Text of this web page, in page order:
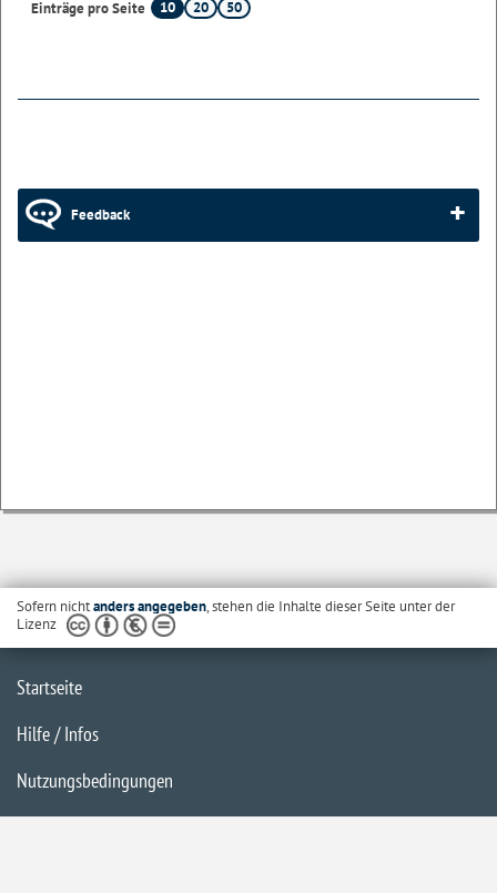
Einträge pro Seite
10 20 50
Feedback
Sofern nichtanders angegeben, stehen die Inhalte dieser Seite unter der
Lizenz
Startseite
Hilfe / Infos
Nutzungsbedingungen